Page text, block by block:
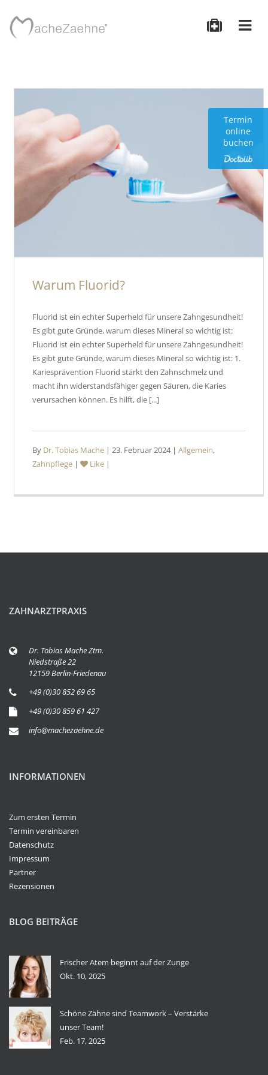
Termin
online
buchen
Warum Fluorid?
Fluorid ist ein echter Superheld für unsere Zahngesundheit!
Es gibt gute Gründe, warum dieses Mineral so wichtig ist:
Fluorid ist ein echter Superheld für unsere Zahngesundheit!
Es gibt gute Gründe, warum dieses Mineral so wichtig ist: 1.
Kariesprävention Fluorid stärkt den Zahnschmelz und
macht ihn widerstandsfähiger gegen Säuren, die Karies
verursachen können. Es hilft, die [...]
By Dr. Tobias Mache | 23. Februar 2024 | Allgemein,
Zahnpflege | Like |
ZAHNARZTPRAXIS
Dr. Tobias Mache Ztm.
Niedstraße 22
12159 Berlin-Friedenau
+49 (0)30 852 69 65
+49 (0)30 859 61 427
info@machezaehne.de
INFORMATIONEN
Zum ersten Termin
Termin vereinbaren
Datenschutz
Impressum
Partner
Rezensionen
BLOG BEITRÄGE
Frischer Atem beginnt auf der Zunge
Okt. 10, 2025
Schöne Zähne sind Teamwork – Verstärke
unser Team!
Feb. 17, 2025